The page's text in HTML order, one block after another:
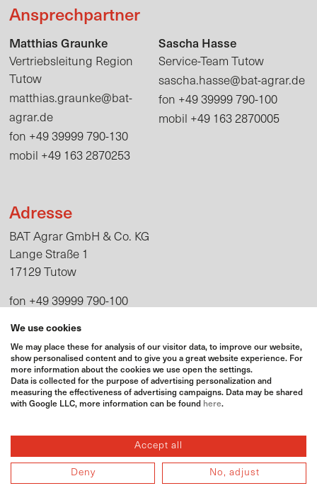
Ansprechpartner
Matthias Graunke
Vertriebsleitung Region
Tutow
matthias.graunke@bat-
agrar.de
fon +49 39999 790-130
mobil +49 163 2870253
Sascha Hasse
Service-Team Tutow
sascha.hasse@bat-agrar.de
fon +49 39999 790-100
mobil +49 163 2870005
Adresse
BAT Agrar GmbH & Co. KG
Lange Straße 1
17129 Tutow
fon +49 39999 790-100
Öffnungszeiten
Montag bis Freitag: 07:00 – 16:30 Uhr
Ansprechpartner
We use cookies
We may place these for analysis of our visitor data, to improve our website,
show personalised content and to give you a great website experience. For
more information about the cookies we use open the settings.
Data is collected for the purpose of advertising personalization and
measuring the effectiveness of advertising campaigns. Data may be shared
with Google LLC, more information can be found here.
Accept all
Deny No, adjust